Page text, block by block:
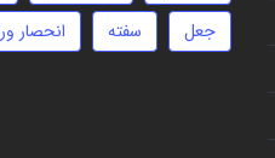
جعل
سفته انحصار